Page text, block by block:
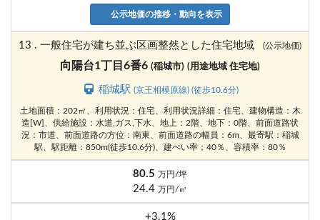
公示地価の推移・動向を表示
13 . 一般住宅が建ち並ぶ区画整然とした住宅地域 (公示地価)
向陽台1丁目6番6 (稲城市) (用途地域 住宅地)
稲城駅 (京王相模原線) (徒歩10.6分)
土地面積：202㎡、利用状況：住宅、利用状況詳細：住宅、建物構造：木
造[W]、供給施設：水道,ガス,下水、地上：2階、地下：0階、前面道路状
況：市道、前面道路の方位：南東、前面道路の幅員：6m、最寄駅：稲城
駅、駅距離：850m(徒歩10.6分)、建ぺい率；40％、容積率：80％
80.5 万円/坪
24.4 万円/㎡
+3.1%